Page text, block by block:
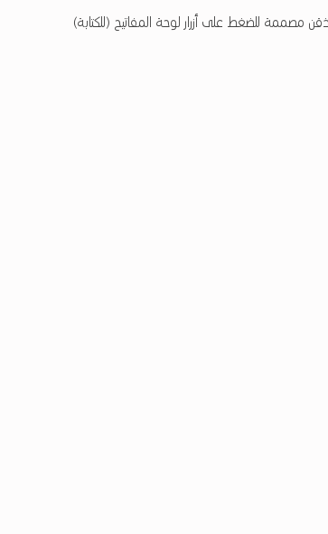
مصممة للضغط على أزرار لوحة المفاتيح (للكتابة)